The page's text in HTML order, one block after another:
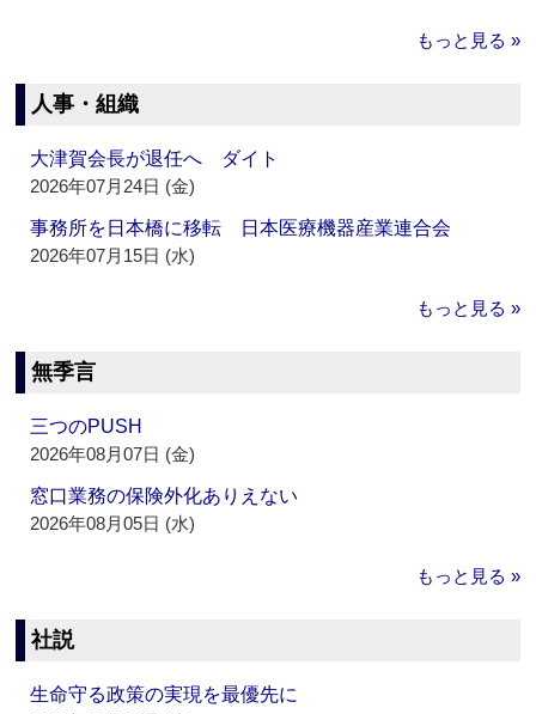
もっと見る »
人事・組織
大津賀会長が退任へ ダイト
2026年07月24日 (金)
事務所を日本橋に移転 日本医療機器産業連合会
2026年07月15日 (水)
もっと見る »
無季言
三つのPUSH
2026年08月07日 (金)
窓口業務の保険外化ありえない
2026年08月05日 (水)
もっと見る »
社説
生命守る政策の実現を最優先に